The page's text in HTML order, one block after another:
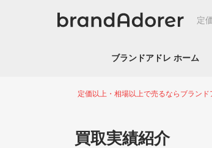
定
ブランドアドレ ホーム
定価以上・相場以上で売るならブラン
買取実績紹介